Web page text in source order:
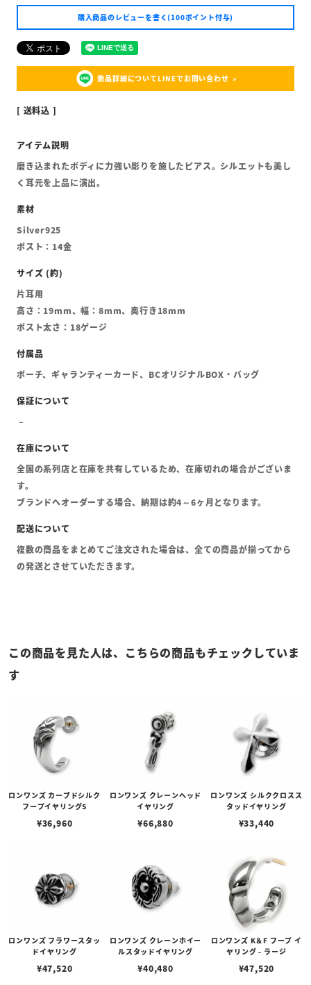
購入商品のレビューを書く(100ポイント付与)
商品詳細についてLINEでお問い合わせ
送料込
磨き込まれたボディに力強い彫りを施したピアス。シルエットも美し
く耳元を上品に演出。
Silver925
ポスト：14金
片耳用
高さ：19mm、幅：8mm、奥行き18mm
ポスト太さ：18ゲージ
ポーチ、ギャランティーカード、BCオリジナルBOX・バッグ
全国の系列店と在庫を共有しているため、在庫切れの場合がございま
す。
ブランドへオーダーする場合、納期は約4～6ヶ月となります。
複数の商品をまとめてご注文された場合は、全ての商品が揃ってから
の発送とさせていただきます。
この商品を見た人は、こちらの商品もチェックしていま
す
ロンワンズ カーブドシルク
フープイヤリングS
¥36,960
ロンワンズ クレーンヘッド
イヤリング
¥66,880
ロンワンズ シルククロスス
タッドイヤリング
¥33,440
ロンワンズ フラワースタッ
ドイヤリング
¥47,520
ロンワンズ クレーンホイー
ルスタッドイヤリング
¥40,480
ロンワンズ K＆F フープ イ
ヤリング - ラージ
¥47,520